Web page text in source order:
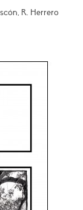
R. Herrero